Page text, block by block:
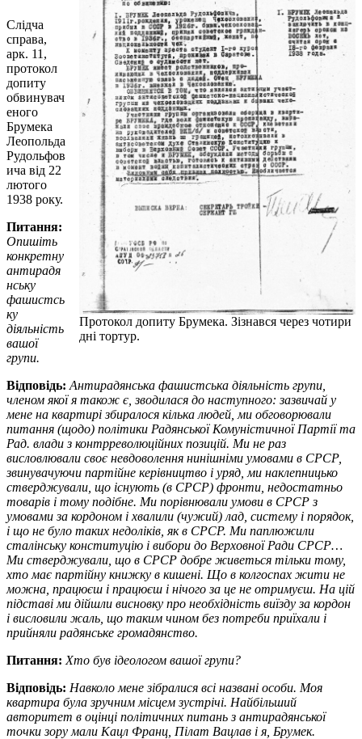
Протокол допиту Брумека. Зізнався через чотири
дні тортур.
Слідча
справа,
арк. 11,
протокол
допиту
обвинувач
еного
Брумека
Леопольда
Рудольфов
ича від 22
лютого
1938 року.
Питання:
Опишіть
конкретну
антирадя
нську
фашистсь
ку
діяльність
вашої
групи.
Відповідь: Антирадянська фашистська діяльність групи,
членом якої я також є, зводилася до наступного: зазвичай у
мене на квартирі збиралося кілька людей, ми обговорювали
питання (щодо) політики Радянської Комуністичної Партії та
Рад. влади з контрреволюційних позицій. Ми не раз
висловлювали своє невдоволення нинішніми умовами в СРСР,
звинувачуючи партійне керівництво і уряд, ми наклепницько
стверджували, що існують (в СРСР) фронти, недостатньо
товарів і тому подібне. Ми порівнювали умови в СРСР з
умовами за кордоном і хвалили (чужий) лад, систему і порядок,
і що не було таких недоліків, як в СРСР. Ми паплюжили
сталінську конституцію і вибори до Верховної Ради СРСР…
Ми стверджували, що в СРСР добре живеться тільки тому,
хто має партійну книжку в кишені. Що в колгоспах жити не
можна, працюєш і працюєш і нічого за це не отримуєш. На цій
підставі ми дійшли висновку про необхідність виїзду за кордон
і висловили жаль, що таким чином без потреби приїхали і
прийняли радянське громадянство.
Питання: Хто був ідеологом вашої групи?
Відповідь: Навколо мене зібралися всі названі особи. Моя
квартира була зручним місцем зустрічі. Найбільший
авторитет в оцінці політичних питань з антирадянської
точки зору мали Кацл Франц, Пілат Вацлав і я, Брумек.